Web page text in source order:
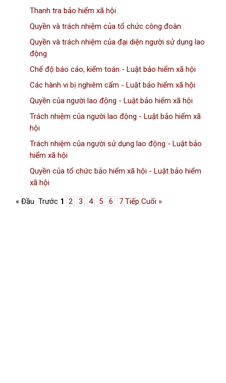
Thanh tra bảo hiểm xã hội
Quyền và trách nhiệm của tổ chức công đoàn
Quyền và trách nhiệm của đại diện người sử dụng lao
động
Chế độ báo cáo, kiểm toán - Luật bảo hiểm xã hội
Các hành vi bị nghiêm cấm - Luật bảo hiểm xã hội
Quyền của người lao động - Luật bảo hiểm xã hội
Trách nhiệm của người lao động - Luật bảo hiểm xã
hội
Trách nhiệm của người sử dụng lao động - Luật bảo
hiểm xã hội
Quyền của tổ chức bảo hiểm xã hội - Luật bảo hiểm
xã hội
« Đầu Trước 1 2 3 4 5 6 7 Tiếp Cuối »